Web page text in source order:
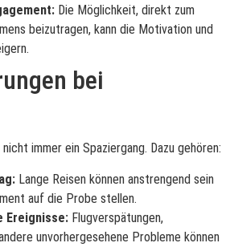
Die Möglichkeit, direkt zum
beizutragen, kann die Motivation und
bei
immer ein Spaziergang. Dazu gehören:
Lange Reisen können anstrengend sein
auf die Probe stellen.
Ereignisse: Flugverspätungen,
unvorhergesehene Probleme können